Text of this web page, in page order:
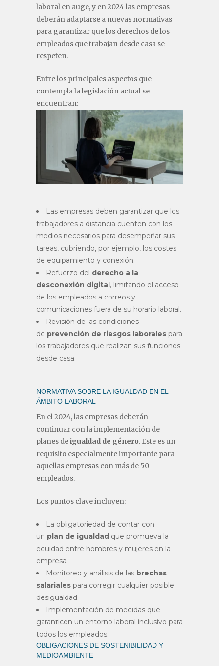
laboral en auge, y en 2024 las empresas
deberán adaptarse a nuevas normativas
para garantizar que los derechos de los
empleados que trabajan desde casa se
respeten.
Entre los principales aspectos que
contempla la legislación actual se
encuentran:
Las empresas deben garantizar que los
trabajadores a distancia cuenten con los
medios necesarios para desempeñar sus
tareas, cubriendo, por ejemplo, los costes
de equipamiento y conexión.
Refuerzo del derecho a la
desconexión digital , limitando el acceso
de los empleados a correos y
comunicaciones fuera de su horario laboral.
Revisión de las condiciones
de prevención de riesgos laborales para
los trabajadores que realizan sus funciones
desde casa.
NORMATIVA SOBRE LA IGUALDAD EN EL
ÁMBITO LABORAL
En el 2024, las empresas deberán
continuar con la implementación de
planes deigualdad de género. Este es un
requisito especialmente importante para
aquellas empresas con más de 50
empleados.
Los puntos clave incluyen:
La obligatoriedad de contar con
un plan de igualdad que promueva la
equidad entre hombres y mujeres en la
empresa.
Monitoreo y análisis de las brechas
salariales para corregir cualquier posible
desigualdad.
Implementación de medidas que
garanticen un entorno laboral inclusivo para
todos los empleados.
OBLIGACIONES DE SOSTENIBILIDAD Y
MEDIOAMBIENTE